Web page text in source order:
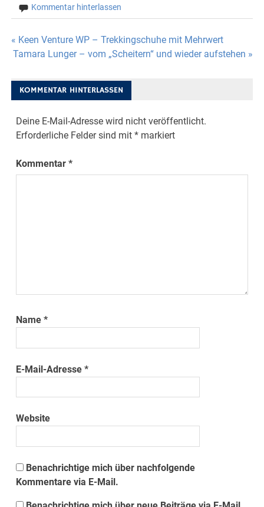
Kommentar hinterlassen
Beitragsnavigation
« Keen Venture WP – Trekkingschuhe mit Mehrwert
Tamara Lunger – vom „Scheitern“ und wieder aufstehen »
KOMMENTAR HINTERLASSEN
Deine E-Mail-Adresse wird nicht veröffentlicht.
Erforderliche Felder sind mit* markiert
Kommentar*
Name*
E-Mail-Adresse*
Website
Benachrichtige mich über nachfolgende
Kommentare via E-Mail.